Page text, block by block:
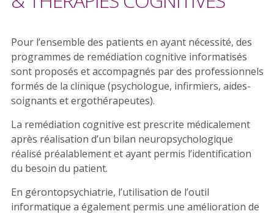
Pour l’ensemble des patients en ayant nécessité, des
programmes de remédiation cognitive informatisés
sont proposés et accompagnés par des professionnels
formés de la clinique (psychologue, infirmiers, aides-
soignants et ergothérapeutes).
La remédiation cognitive est prescrite médicalement
après réalisation d’un bilan neuropsychologique
réalisé préalablement et ayant permis l’identification
du besoin du patient.
En gérontopsychiatrie, l’utilisation de l’outil
informatique a également permis une amélioration de